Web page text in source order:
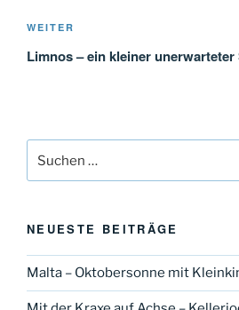
Nächster
Beitrag
WEITER
Limnos – ein kleiner unerwarteter
nach:
NEUESTE BEITRÄGE
Malta – Oktobersonne mit